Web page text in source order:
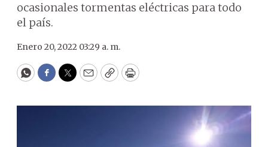
ocasionales tormentas eléctricas para todo
el país.
Enero 20, 2022 03:29 a. m.
WhatsApp
Facebook
Twitter
EmailCopyPrint